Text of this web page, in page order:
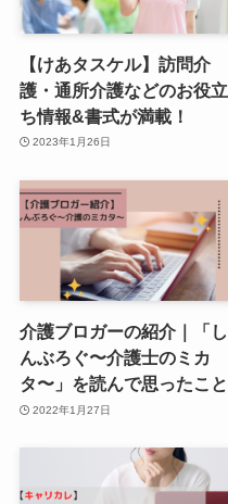
【けあタスケル】訪問介
護・通所介護などのお役立
ち情報&書式が満載！
2023年1月26日
介護ブロガーの紹介｜「し
んぶろぐ〜介護士のミカ
タ〜」を読んで思ったこと
2022年1月27日